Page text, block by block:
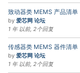
致动器类 MEMS 产品清单
by 爱芯网 论坛
1 年 以前, 2个回复
传感器类 MEMS 器件清单
by 爱芯网 论坛
1 年 以前, 2个回复